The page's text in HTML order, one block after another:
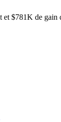
$781K de gain